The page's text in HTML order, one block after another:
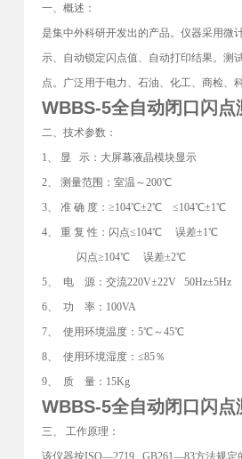
一、概述：
是集中外科研开发出的产品。仪器采用微
示、自动锁定闪点值、自动打印结果。测
点。广泛用于电力、石油、化工、商检
WBBS-5全自动闭口闪点
二、技术参数：
1、 显 示：大屏幕液晶模块显示
2、 测量范围：室温～200℃
3、 准 确 度：≥104℃±2℃ ≤104℃±1℃
4、 重 复 性：闪点≤104℃ 误差±1℃
闪点≥104℃ 误差±2℃
5、 电 源：交流220V±22V 50Hz±5Hz
6、 功 率：100VA
7、 使用环境温度：5℃～45℃
8、 使用环境湿度：≤85％
9、 质 量：15Kg
WBBS-5全自动闭口闪点
三、 工作原理：
该仪器按ISO—2719, GB261—83方法规定